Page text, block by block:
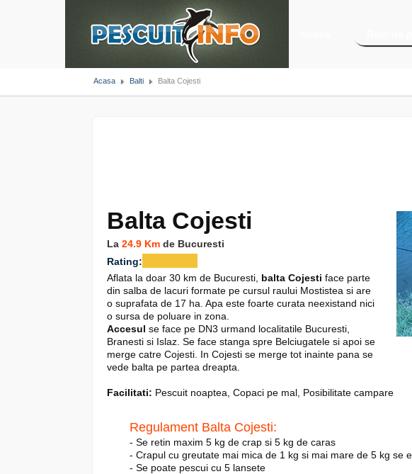
Acasa Balti Balta Cojesti
Balta Cojesti
La 24.9 Kmde Bucuresti
Rating:
Aflata la doar 30 km de Bucuresti, balta Cojesti face parte
din salba de lacuri formate pe cursul raului Mostistea si are
o suprafata de 17 ha. Apa este foarte curata neexistand nici
o sursa de poluare in zona.
Accesul se face pe DN3 urmand localitatile Bucuresti,
Branesti si Islaz. Se face stanga spre Belciugatele si apoi se
merge catre Cojesti. In Cojesti se merge tot inainte pana se
vede balta pe partea dreapta.
Facilitati: Pescuit noaptea, Copaci pe mal, Posibilitate campare
Regulament Balta Cojesti:
- Se retin maxim 5 kg de crap si 5 kg de caras
- Crapul cu greutate mai mica de 1 kg si mai mare de 5 kg se
- Se poate pescui cu 5 lansete